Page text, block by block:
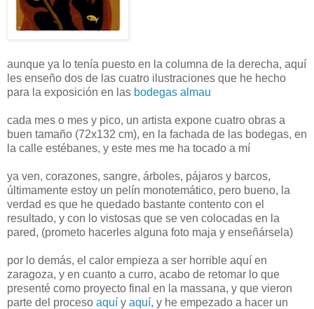
aunque ya lo tenía puesto en la columna de la derecha, aquí
les enseño dos de las cuatro ilustraciones que he hecho
para la exposición en las bodegas almau
cada mes o mes y pico, un artista expone cuatro obras a
buen tamaño (72x132 cm), en la fachada de las bodegas, en
la calle estébanes, y este mes me ha tocado a mí
ya ven, corazones, sangre, árboles, pájaros y barcos,
últimamente estoy un pelín monotemático, pero bueno, la
verdad es que he quedado bastante contento con el
resultado, y con lo vistosas que se ven colocadas en la
pared, (prometo hacerles alguna foto maja y enseñársela)
por lo demás, el calor empieza a ser horrible aquí en
zaragoza, y en cuanto a curro, acabo de retomar lo que
presenté como proyecto final en la massana, y que vieron
parte del proceso aquí y aquí, y he empezado a hacer un